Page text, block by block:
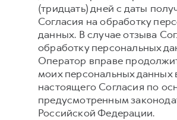
(тридцать) дней с даты
Согласия на обработку
данных. В случае отзыва
обработку персональных
Оператор вправе
моих персональных данных
настоящего Согласия по
предусмотренным
Российской Федерации.